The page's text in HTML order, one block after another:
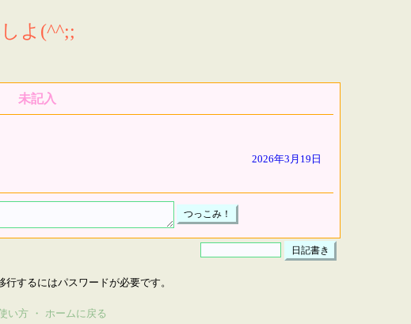
よ(^^;;
未記入
2026年3月19日
するにはパスワードが必要です。
い方 ・ ホームに戻る